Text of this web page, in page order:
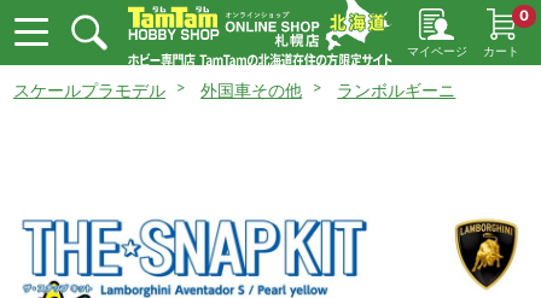
マイページ カート
0
スケールプラモデル 外国車その他 ランボルギーニ